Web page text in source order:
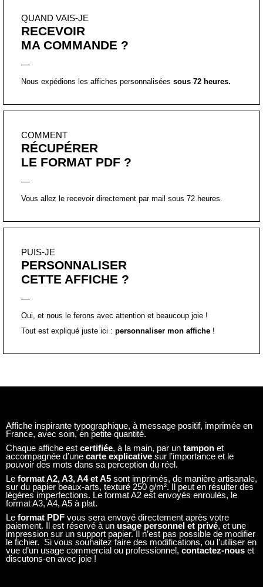
QUAND VAIS-JE
RECEVOIR
MA COMMANDE ?
Nous expédions les affiches personnalisées sous 72 heures.
COMMENT
RÉCUPÉRER
LE FORMAT PDF ?
Vous allez le recevoir directement par mail sous 72 heures.
PUIS-JE
PERSONNALISER
CETTE AFFICHE ?
Oui, et nous le ferons avec attention et beaucoup joie !
Tout est expliqué juste ici : personnaliser mon affiche !
Affiche inspirante typographique, à message positif, imprimée en
France, avec soin, en petite quantité.
Chaque affiche est certifiée, à la main, par un tampon et
accompagnée d’une carte explicative sur l’importance et le
pouvoir des mots dans sa perception du réel.
Le format A2, A3, A4 et A5 sont imprimés, de manière artisanale,
sur du papier beaux-arts, texturé 250 g/m². Il peut en résulter des
légères imperfections. Le format A2 est envoyés enroulés, le
format A3, A4, A5 à plat.
Le format PDF vous sera envoyé directement après votre
paiement. Il est réservé à un usage personnel et privé, et une
impression sur un support papier. Il n’est pas possible de modifier
le fichier. Si vous souhaitez faire des modifications, ou l’utiliser en
vue d’un usage commercial ou professionnel, contactez-nous et
discutons-en avec joie !